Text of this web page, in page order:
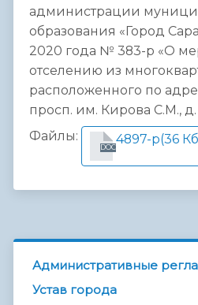
администрации
образования «Город
2020 года № 383-р «О
отселению из
расположенного по
просп. им. Кирова С.М.,
Файлы:
DOC
4897-р(36
Административные
Устав города